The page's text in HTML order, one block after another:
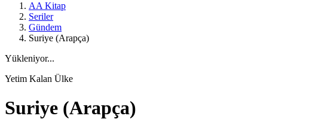
AA Kitap
Seriler
Gündem
Suriye (Arapça)
Yükleniyor...
Yetim Kalan Ülke
Suriye (Arapça)